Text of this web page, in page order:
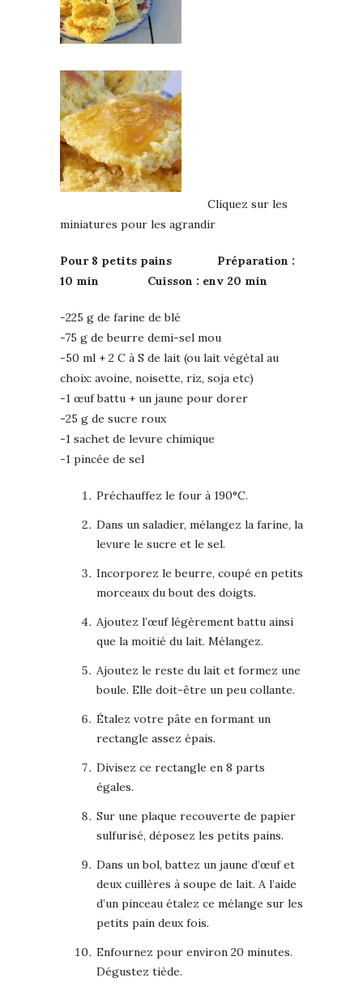
Cliquez sur les
miniatures pour les agrandir
Pour 8 petits pains Préparation :
10 min Cuisson : env 20 min
-225 g de farine de blé
-75 g de beurre demi-sel mou
-50 ml + 2 C à S de lait (ou lait végétal au
choix: avoine, noisette, riz, soja etc)
-1 œuf battu + un jaune pour dorer
-25 g de sucre roux
-1 sachet de levure chimique
-1 pincée de sel
Préchauffez le four à 190°C.
Dans un saladier, mélangez la farine, la
levure le sucre et le sel.
Incorporez le beurre, coupé en petits
morceaux du bout des doigts.
Ajoutez l’œuf légèrement battu ainsi
que la moitié du lait. Mélangez.
Ajoutez le reste du lait et formez une
boule. Elle doit-être un peu collante.
Étalez votre pâte en formant un
rectangle assez épais.
Divisez ce rectangle en 8 parts
égales.
Sur une plaque recouverte de papier
sulfurisé, déposez les petits pains.
Dans un bol, battez un jaune d’œuf et
deux cuillères à soupe de lait. A l’aide
d’un pinceau étalez ce mélange sur les
petits pain deux fois.
Enfournez pour environ 20 minutes.
Dégustez tiède.